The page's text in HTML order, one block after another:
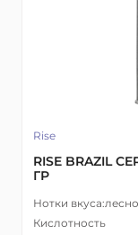
Rise
RISE BRAZIL
ГР
Нотки вкуса:
Кислотность